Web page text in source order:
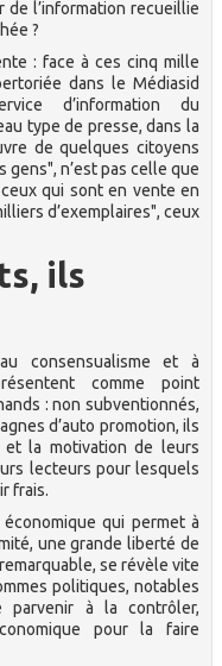
l’information recueillie
?
: face à ces cinq mille
dans le Médiasid
d’information du
type de presse, dans la
de quelques citoyens
gens", n’est pas celle que
qui sont en vente en
d’exemplaires", ceux
ils
consensualisme et à
comme point
: non subventionnés,
d’auto promotion, ils
et la motivation de leurs
lecteurs pour lesquels
frais.
qui permet à
une grande liberté de
se révèle vite
politiques, notables
parvenir à la contrôler,
pour la faire